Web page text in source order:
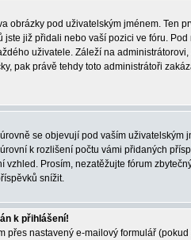
obrázky pod uživatelským jménem. Ten
již přidali nebo vaší pozici ve fóru.
uživatele. Záleží na
pak právě tehdy toto administrátoři
se objevují pod vaším uživatelským
k rozlišení počtu vámi přidaných
Prosím, nezatěžujte fórum
snížit.
k přihlášení!
nastavený e-mailový formulář